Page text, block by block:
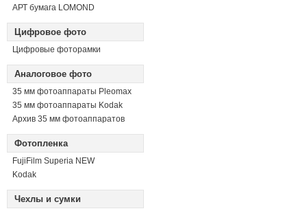
АРТ бумага LOMOND
Цифровое фото
Цифровые фоторамки
Аналоговое фото
35 мм фотоаппараты Pleomax
35 мм фотоаппараты Kodak
Архив 35 мм фотоаппаратов
Фотопленка
FujiFilm Superia NEW
Kodak
Чехлы и сумки